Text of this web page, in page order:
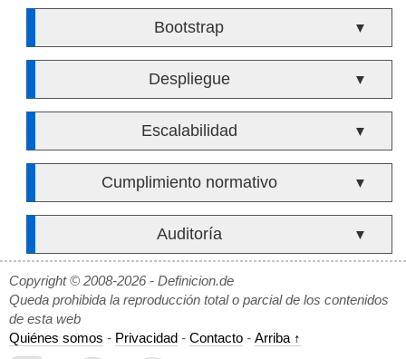
Bootstrap ▼
Despliegue ▼
Escalabilidad ▼
Cumplimiento normativo ▼
Auditoría ▼
Copyright © 2008-2026 - Definicion.de
Queda prohibida la reproducción total o parcial de los contenidos
de esta web
Quiénes somos - Privacidad - Contacto - Arriba ↑